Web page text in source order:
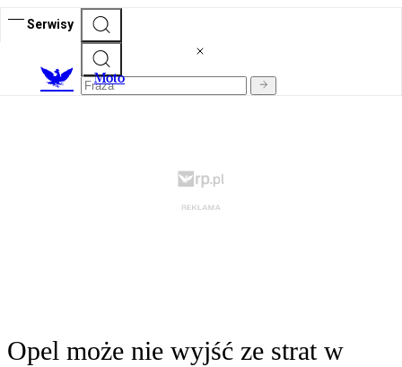
Serwisy
Moto
Opel może nie wyjść ze strat w